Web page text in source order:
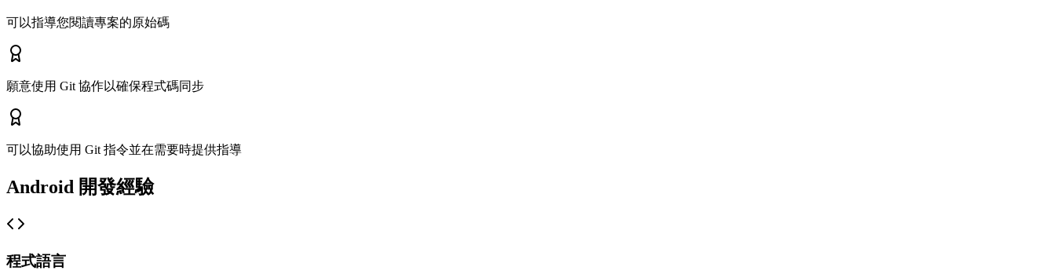
可以指導您閱讀專案的原始碼
願意使用 Git 協作以確保程式碼同步
可以協助使用 Git 指令並在需要時提供指導
Android 開發經驗
程式語言